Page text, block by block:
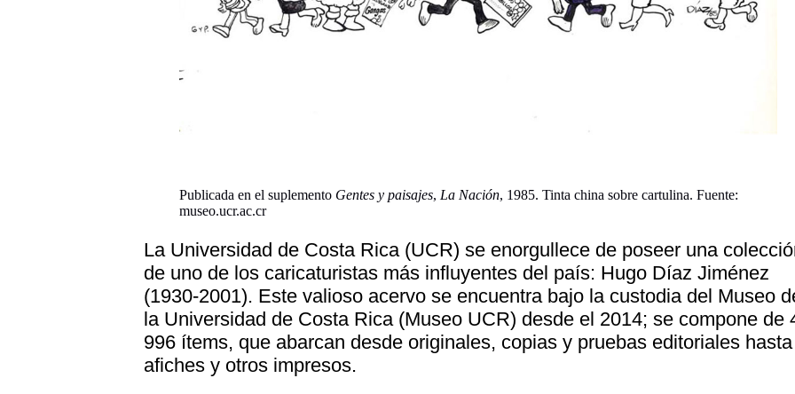
Publicada en el suplemento Gentes y paisajes, La Nación, 1985. Tinta china sobre cartulina. Fuente:
museo.ucr.ac.cr
La Universidad de Costa Rica (UCR) se enorgullece de poseer una
de uno de los caricaturistas más influyentes del país: Hugo Díaz Jiménez
(1930-2001). Este valioso acervo se encuentra bajo la custodia del Museo
la Universidad de Costa Rica (Museo UCR) desde el 2014; se compone de
996 ítems, que abarcan desde originales, copias y pruebas editoriales hasta
afiches y otros impresos.